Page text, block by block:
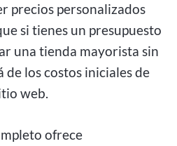
precios personalizados
si tienes un presupuesto
una tienda mayorista sin
de los costos iniciales de
web.
ofrece